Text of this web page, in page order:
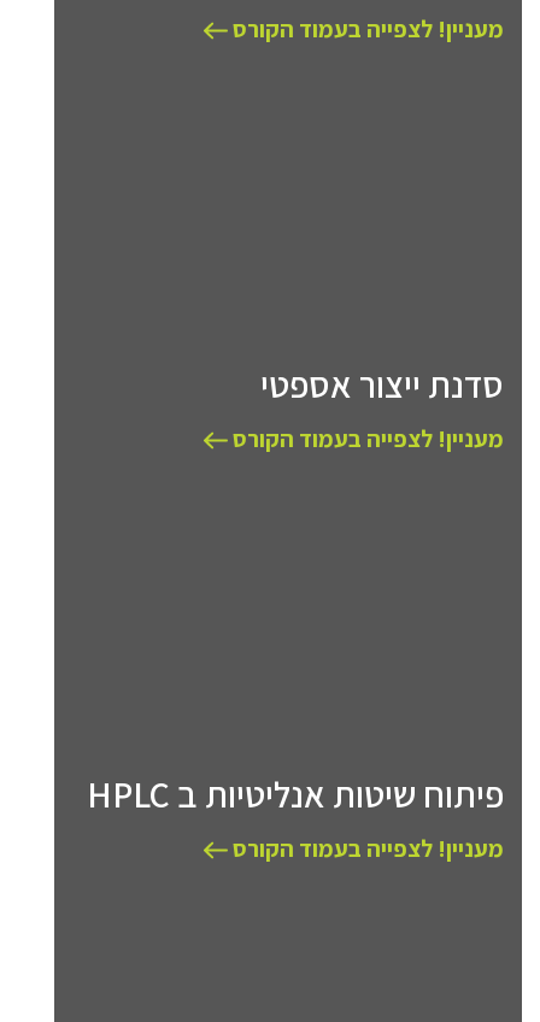
מעניין! לצפייה בעמוד הקורס
סדנת ייצור אספטי
מעניין! לצפייה בעמוד הקורס
פיתוח שיטות אנליטיות ב HPLC
מעניין! לצפייה בעמוד הקורס